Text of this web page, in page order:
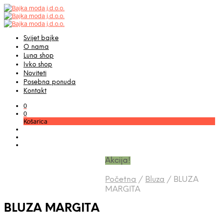
Svijet bajke
O nama
Luna shop
Ivko shop
Noviteti
Posebna ponuda
Kontakt
0
0
Košarica
Akcija!
Početna / Bluza / BLUZA
MARGITA
BLUZA MARGITA